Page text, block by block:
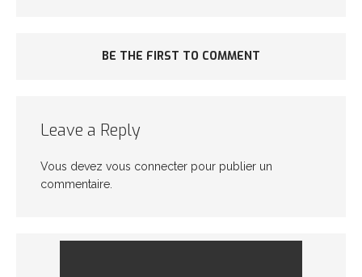
BE THE FIRST TO COMMENT
Leave a Reply
Vous devez vous connecter pour publier un
commentaire.